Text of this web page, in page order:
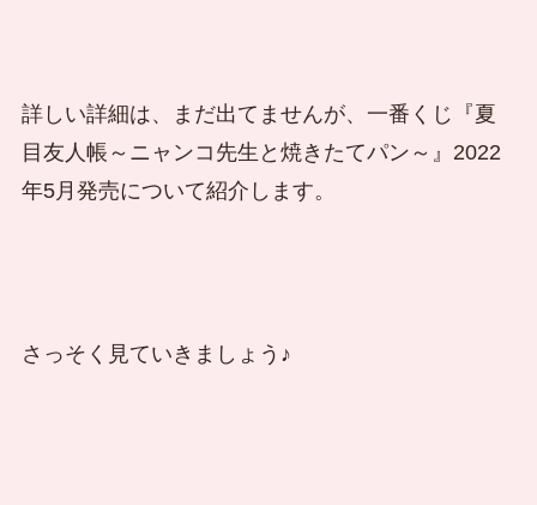
詳しい詳細は、まだ出てませんが、一番くじ『夏
目友人帳～ニャンコ先生と焼きたてパン～』2022
年5月発売について紹介します。
さっそく見ていきましょう♪